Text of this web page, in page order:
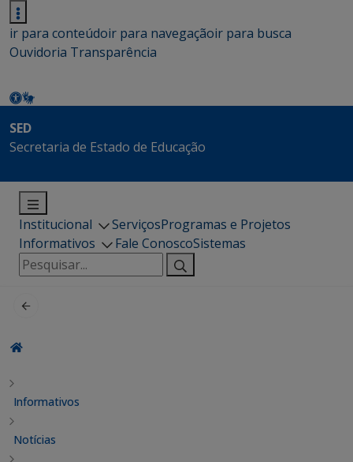
ir para conteúdoir para navegaçãoir para busca
Ouvidoria Transparência
SED
Secretaria de Estado de Educação
Institucional ServiçosProgramas e Projetos
Informativos
Fale ConoscoSistemas
Pesquisar
por:
Informativos
Notícias